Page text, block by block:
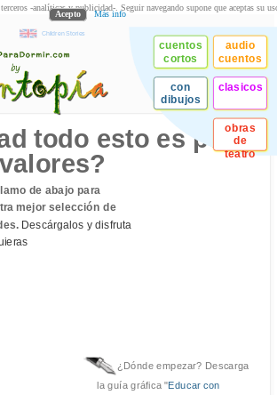
Children Stories
cuentos
cortos
audio
cuentos
con
dibujos
clasicos
obras
de
teatro
todo esto es por la
de abajo para
mejor selección de
Descárgalos y disfruta
¿Dónde empezar? Descarga
la guía gráfica "Educar con
-analíticas y publicidad-. Seguir navegando supone que aceptas su
Acepto Más info